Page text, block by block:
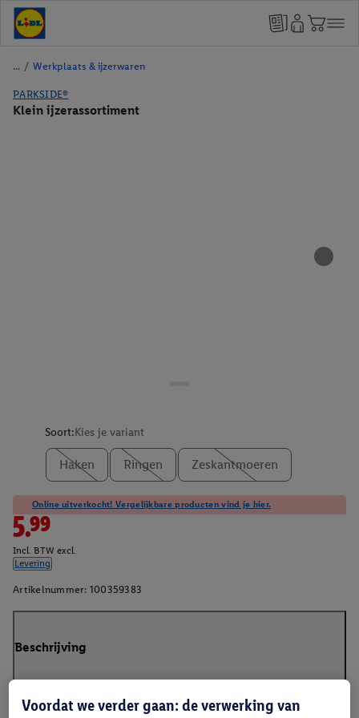
/ Werkplaats & ijzerwaren
PARKSIDE®
Klein ijzerassortiment
Soort:Kies je variant
Haken Ringen Zeskantmoeren
Online uitverkocht! Vergelijkbare producten vind je hier.
5.99
Incl. BTW excl.
Levering
Artikelnummer: 100359383
Beschrijving
Voordat we verder gaan: de verwerking van